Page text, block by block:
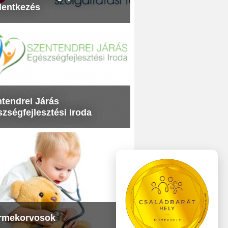
Járás
Iroda